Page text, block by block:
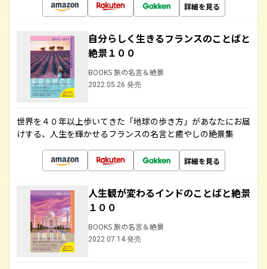
詳細を見る
自分らしく生きるフランスのことばと
絶景１００
BOOKS 旅の名言＆絶景
2022.05.26 発売
世界を４０年以上歩いてきた「地球の歩き方」があなたにお届
けする、人生を輝かせるフランスの名言と癒やしの絶景集
詳細を見る
人生観が変わるインドのことばと絶景
１００
BOOKS 旅の名言＆絶景
2022.07.14 発売